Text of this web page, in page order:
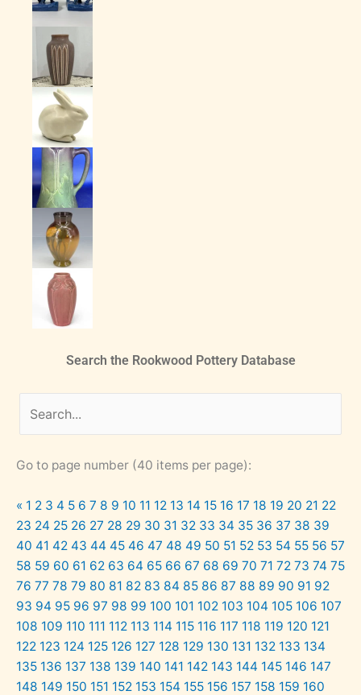
Search the Rookwood Pottery Database
Go to page number (40 items per page):
« 1 2 3 4 5 6 7 8 9 10 11 12 13 14 15 16 17 18 19 20 21 22
23 24 25 26 27 28 29 30 31 32 33 34 35 36 37 38 39
40 41 42 43 44 45 46 47 48 49 50 51 52 53 54 55 56 57
58 59 60 61 62 63 64 65 66 67 68 69 70 71 72 73 74 75
76 77 78 79 80 81 82 83 84 85 86 87 88 89 90 91 92
93 94 95 96 97 98 99 100 101 102 103 104 105 106 107
108 109 110 111 112 113 114 115 116 117 118 119 120 121
122 123 124 125 126 127 128 129 130 131 132 133 134
135 136 137 138 139 140 141 142 143 144 145 146 147
148 149 150 151 152 153 154 155 156 157 158 159 160